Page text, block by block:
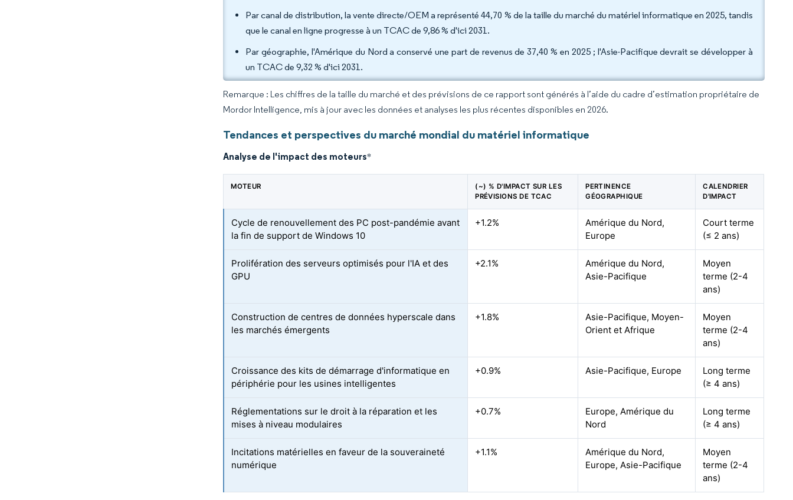
Par canal de distribution, la vente directe/OEM a représenté 44,70 % de la taille du marché du matériel informatique en 2025, tandis
que le canal en ligne progresse à un TCAC de 9,86 % d'ici 2031.
Par géographie, l'Amérique du Nord a conservé une part de revenus de 37,40 % en 2025 ; l'Asie-Pacifique devrait se développer à
un TCAC de 9,32 % d'ici 2031.
Remarque : Les chiffres de la taille du marché et des prévisions de ce rapport sont générés à l’aide du cadre d’estimation propriétaire de
Mordor Intelligence, mis à jour avec les données et analyses les plus récentes disponibles en 2026.
Tendances et perspectives du marché mondial du matériel informatique
Analyse de l'impact des moteurs*
MOTEUR
(~) % D'IMPACT SUR LES
PRÉVISIONS DE TCAC
PERTINENCE
GÉOGRAPHIQUE
CALENDRIER
D'IMPACT
Cycle de renouvellement des PC post-pandémie avant
la fin de support de Windows 10
+1.2%
Amérique du Nord,
Europe
Court terme
(≤ 2 ans)
Prolifération des serveurs optimisés pour l'IA et des
GPU
+2.1%
Amérique du Nord,
Asie-Pacifique
Moyen
terme (2-4
ans)
Construction de centres de données hyperscale dans
les marchés émergents
+1.8%
Asie-Pacifique, Moyen-
Orient et Afrique
Moyen
terme (2-4
ans)
Croissance des kits de démarrage d'informatique en
périphérie pour les usines intelligentes
+0.9% Asie-Pacifique, Europe
Long terme
(≥ 4 ans)
Réglementations sur le droit à la réparation et les
mises à niveau modulaires
+0.7%
Europe, Amérique du
Nord
Long terme
(≥ 4 ans)
Incitations matérielles en faveur de la souveraineté
numérique
+1.1%
Amérique du Nord,
Europe, Asie-Pacifique
Moyen
terme (2-4
ans)